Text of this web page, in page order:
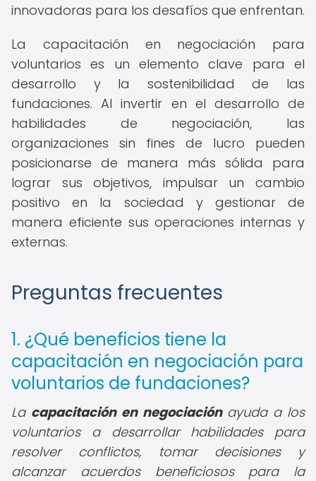
innovadoras para los desafíos que enfrentan.
La capacitación en negociación para
voluntarios es un elemento clave para el
desarrollo y la sostenibilidad de las
fundaciones. Al invertir en el desarrollo de
habilidades de negociación, las
organizaciones sin fines de lucro pueden
posicionarse de manera más sólida para
lograr sus objetivos, impulsar un cambio
positivo en la sociedad y gestionar de
manera eficiente sus operaciones internas y
externas.
Preguntas frecuentes
1. ¿Qué beneficios tiene la
capacitación en negociación para
voluntarios de fundaciones?
La capacitación en negociaciónayuda a los
voluntarios a desarrollar habilidades para
resolver conflictos, tomar decisiones y
alcanzar acuerdos beneficiosos para la